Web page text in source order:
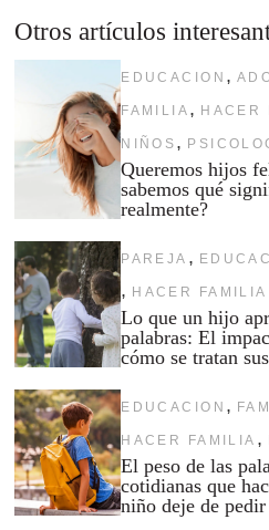
Otros artículos
EDUCACION ,
FAMILIA , HACER
NIÑOS ,
Queremos hijos
sabemos qué
realmente?
PAREJA ,
, HACER FAMILIA
Lo que un hijo
palabras: El
cómo se tratan
EDUCACION ,
HACER FAMILIA ,
El peso de las
cotidianas que
niño deje de pedir